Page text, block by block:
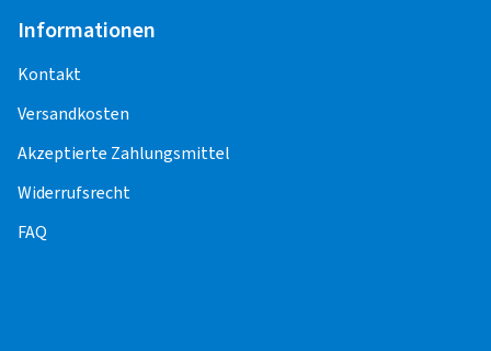
Informationen
Kontakt
Versandkosten
Akzeptierte Zahlungsmittel
Widerrufsrecht
FAQ